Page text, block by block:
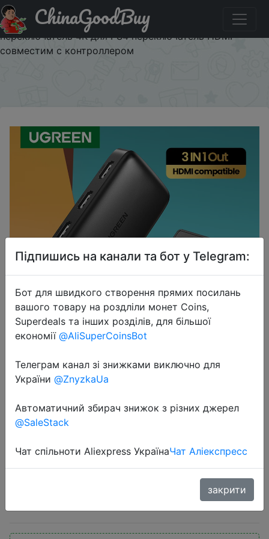
Придбати по знижці special100love Ugreen HDMI
совместимый переключатель для Xiaomi Mi Box 3 в 1,
переключатель 4K для PS4 переключатель HDMI
совместим с контроллером
ChinaGoodBuy
2021-02-09
Ugreen HDMI совместимый
переключатель для Xiaomi Mi Box
3 в 1, переключатель 4K для PS4
контроллером
Підпишись на канали та бот у Telegram:
Бот для швидкого створення прямих посилань
вашого товару на роздліли монет Coins,
Superdeals та інших розділів, для більшої
економії @AliSuperCoinsBot
Телеграм канал зі знижками виключно для
України @ZnyzkaUa
Автоматичний збирач знижок з різних джерел
@SaleStack
Чат спільноти Aliexpress УкраїнаЧат Аліекспресс
закрити